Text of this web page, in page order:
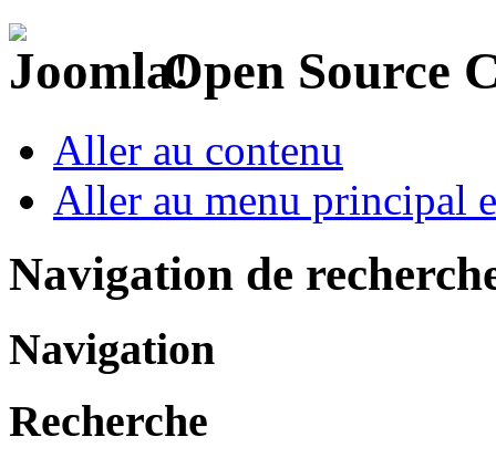
Open Source
Aller au contenu
Aller au menu principal
Navigation de
Navigation
Recherche